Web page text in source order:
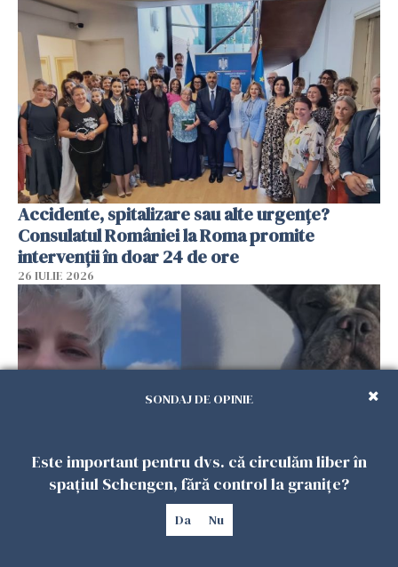
Accidente, spitalizare sau alte urgențe?
Consulatul României la Roma promite
intervenții în doar 24 de ore
26 IULIE 2026
Ce a pățit o româncă în timp ce își plimba
câinele în Germania. Mesajul ei a stârnit
SONDAJ DE OPINIE
Este important pentru dvs. că circulăm liber în
spațiul Schengen, fără control la granițe?
Da Nu